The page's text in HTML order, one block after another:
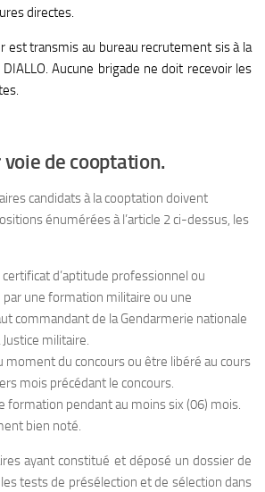
directes.
est transmis au bureau recrutement sis à la
Aucune brigade ne doit recevoir les
de cooptation.
candidats à la cooptation doivent
énumérées à l’article 2 ci-dessus, les
d’aptitude professionnel ou
une formation militaire ou une
commandant de la Gendarmerie nationale
militaire.
moment du concours ou être libéré au cours
mois précédant le concours.
formation pendant au moins six (06) mois.
bien noté.
ayant constitué et déposé un dossier de
tests de présélection et de sélection dans